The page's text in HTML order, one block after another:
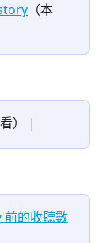
（本
看） |
的收聽數